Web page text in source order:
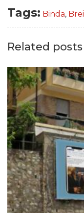
Tags: Binda, Breil
Related posts